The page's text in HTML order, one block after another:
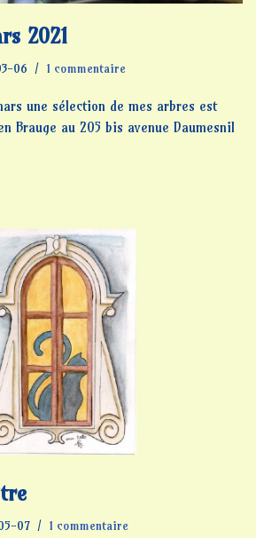
2021
06 1 commentaire
une sélection de mes arbres est
Brauge au 205 bis avenue Daumesnil
07 1 commentaire